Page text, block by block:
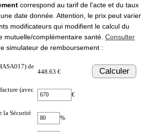
correspond au tarif de l'acte et du taux
date donnée. Attention, le prix peut varier
modificateurs qui modifient le calcul du
mutuelle/complémentaire santé. Consulter
simulateur de remboursement :
de
448.63 € Calculer
(avec
€
la Sécurité
%